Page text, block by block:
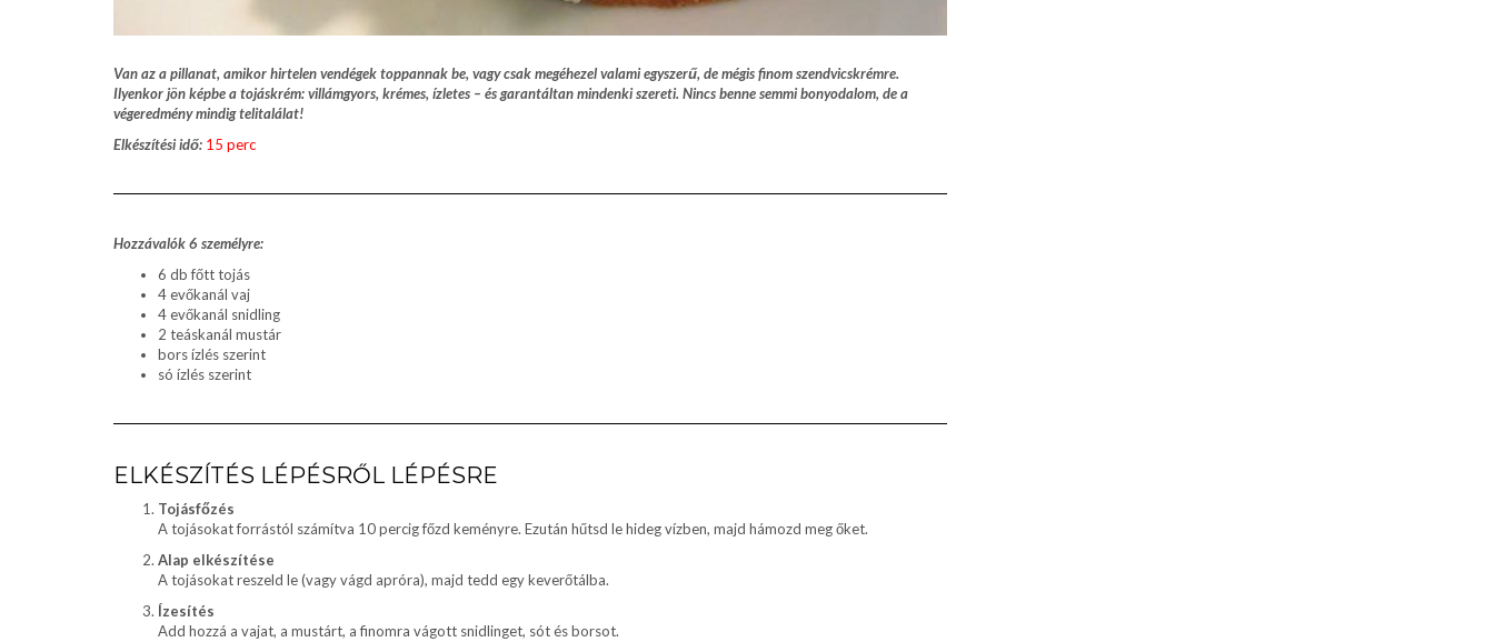
Van az a pillanat, amikor hirtelen vendégek toppannak be, vagy csak megéhezel valami egyszerű, de mégis finom szendvicskrémre.
Ilyenkor jön képbe a tojáskrém: villámgyors, krémes, ízletes – és garantáltan mindenki szereti. Nincs benne semmi bonyodalom, de a
végeredmény mindig telitalálat!
Elkészítési idő: 15 perc
Hozzávalók 6 személyre:
6 db főtt tojás
4 evőkanál vaj
4 evőkanál snidling
2 teáskanál mustár
bors ízlés szerint
só ízlés szerint
ELKÉSZÍTÉS LÉPÉSRŐL LÉPÉSRE
Tojásfőzés
A tojásokat forrástól számítva 10 percig főzd keményre. Ezután hűtsd le hideg vízben, majd hámozd meg őket.
Alap elkészítése
A tojásokat reszeld le (vagy vágd apróra), majd tedd egy keverőtálba.
Ízesítés
Add hozzá a vajat, a mustárt, a finomra vágott snidlinget, sót és borsot.